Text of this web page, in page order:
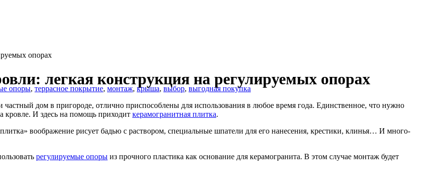
опорах
легкая конструкция на регулируемых опорах
опоры, террасное покрытие, монтаж, крыша, выбор, выгодная покупка
дом в пригороде, отлично приспособлены для использования в любое время года. Единственное, что нужно
кровле. И здесь на помощь приходит керамогранитная плитка.
воображение рисует бадью с раствором, специальные шпатели для его нанесения, крестики, клинья… И много-
регулируемые опоры из прочного пластика как основание для керамогранита. В этом случае монтаж будет